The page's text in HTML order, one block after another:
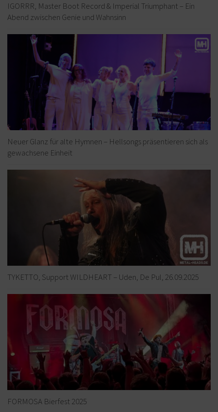
IGORRR, Master Boot Record & Imperial Triumphant – Ein
Abend zwischen Genie und Wahnsinn
Neuer Glanz für alte Hymnen – Hellsongs präsentieren sich als
gewachsene Einheit
TYKETTO, Support WILDHEART – Uden, De Pul, 26.09.2025
FORMOSA Bierfest 2025